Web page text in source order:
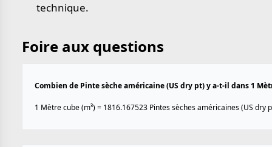
technique.
Foire aux questions
Combien de Pinte sèche américaine (US dry pt) y a-t-il dans 1
1 Mètre cube (m³) = 1816.167523 Pintes sèches américaines (US dry